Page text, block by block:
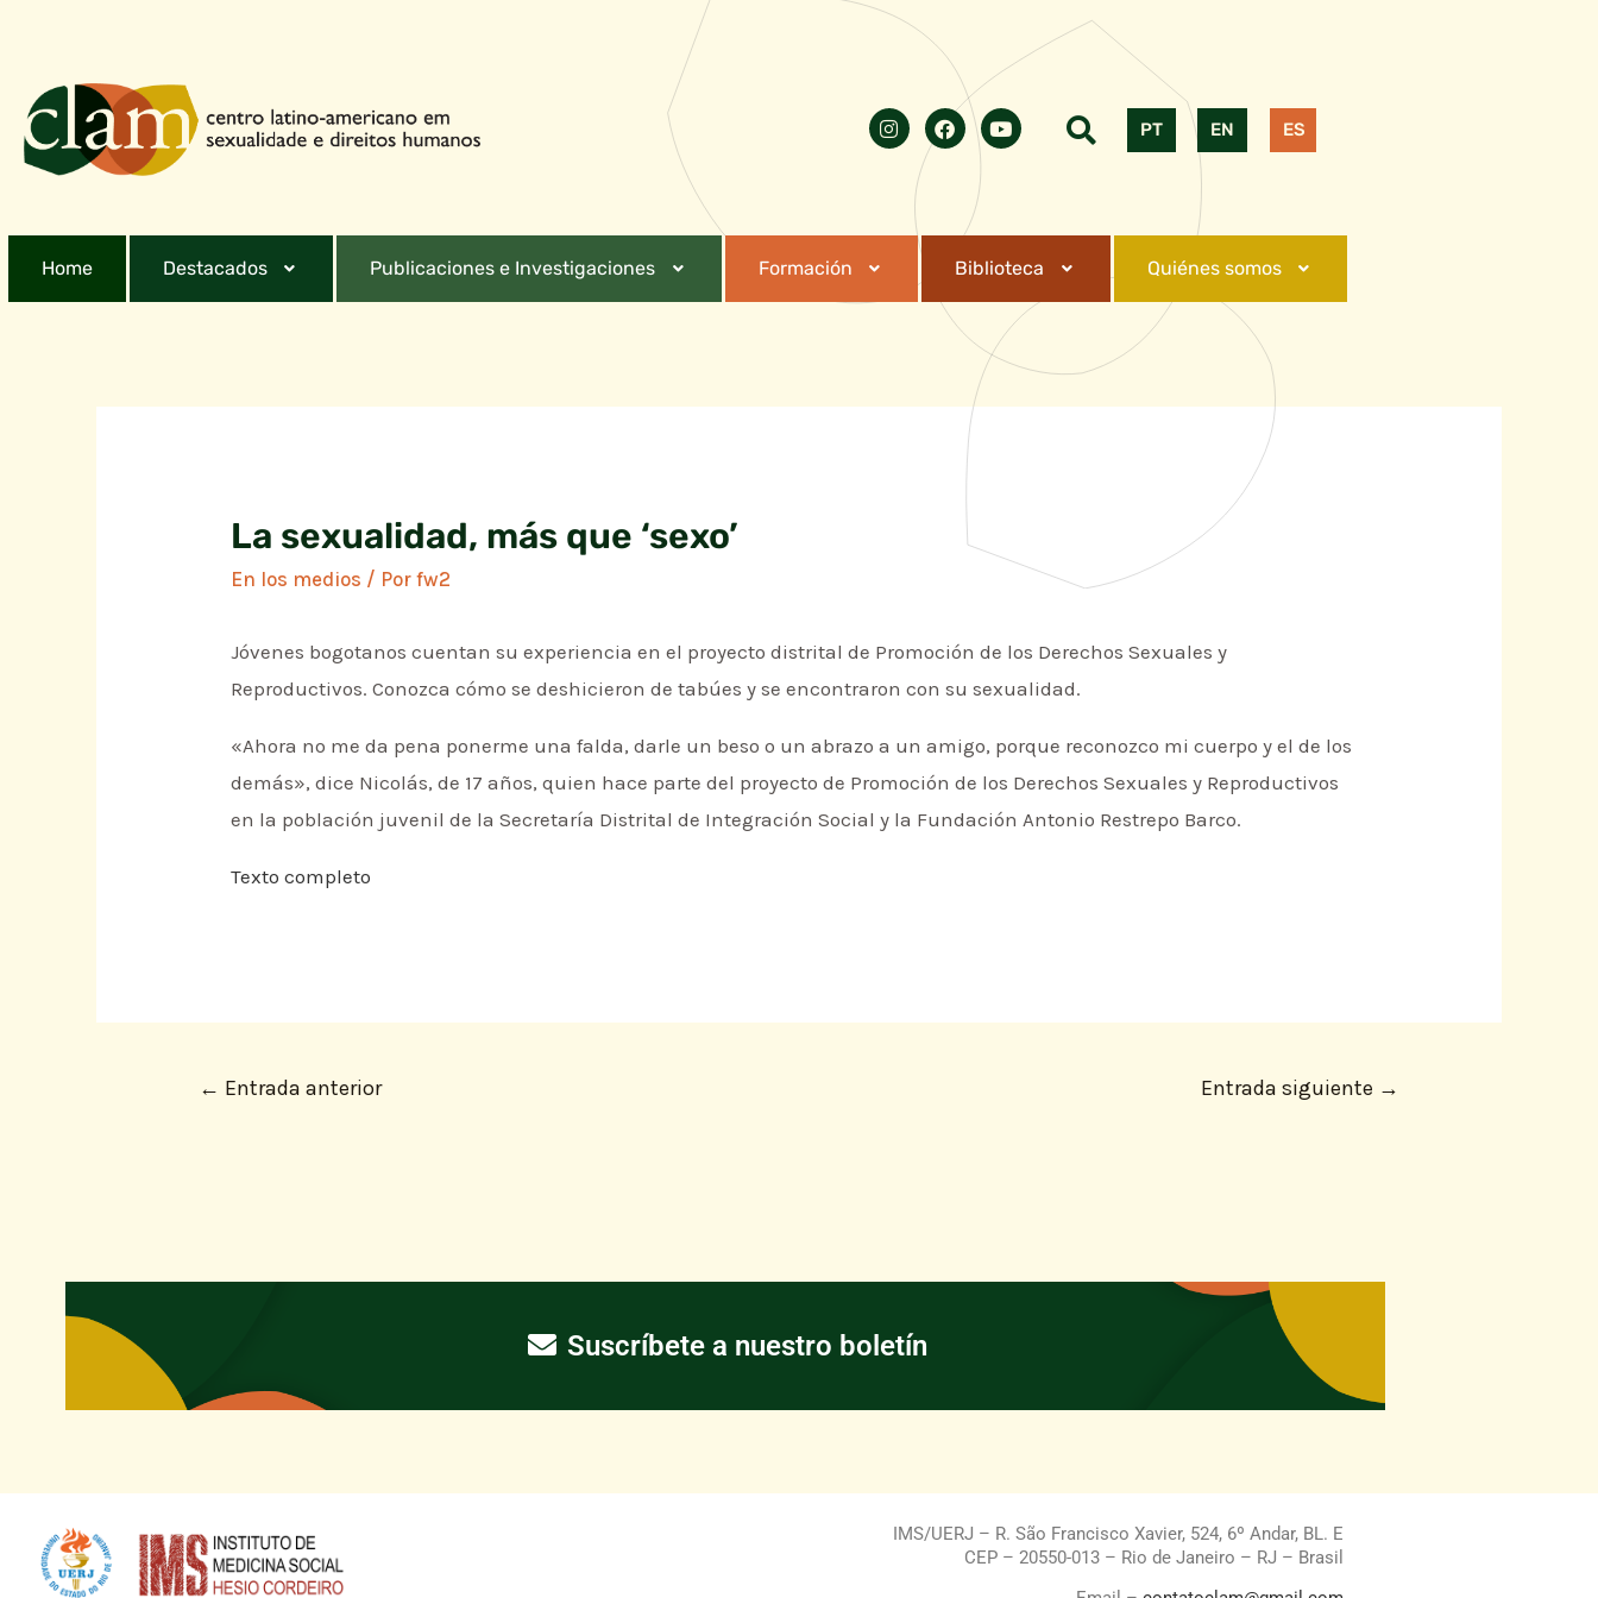
PT EN ES
Home Destacados Publicaciones e Investigaciones Formación Biblioteca Quiénes somos
La sexualidad, más que ‘sexo’
En los medios / Porfw2
Jóvenes bogotanos cuentan su experiencia en el proyecto distrital de Promoción de los Derechos Sexuales y
Reproductivos. Conozca cómo se deshicieron de tabúes y se encontraron con su sexualidad.
«Ahora no me da pena ponerme una falda, darle un beso o un abrazo a un amigo, porque reconozco mi cuerpo y el de los
demás», dice Nicolás, de 17 años, quien hace parte del proyecto de Promoción de los Derechos Sexuales y Reproductivos
en la población juvenil de la Secretaría Distrital de Integración Social y la Fundación Antonio Restrepo Barco.
Texto completo
← Entrada anterior Entrada siguiente →
Suscríbete a nuestro boletín
IMS/UERJ – R. São Francisco Xavier, 524, 6º Andar, BL. E
CEP – 20550-013 – Rio de Janeiro – RJ – Brasil